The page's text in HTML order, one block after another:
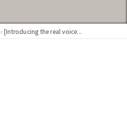
[Introducing the real voice...